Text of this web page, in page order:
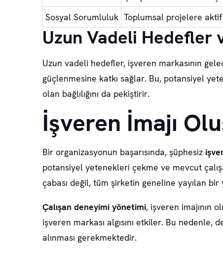
Sosyal Sorumluluk Toplumsal projelere aktif
Uzun Vadeli Hedefler
Uzun vadeli hedefler, işveren markasının
güçlenmesine katkı sağlar. Bu, potansiyel
olan bağlılığını da pekiştirir.
İşveren İmajı
Bir organizasyonun başarısında, şüphesiz
potansiyel yetenekleri çekme ve mevcut
çabası değil, tüm şirketin geneline yayılan bir
Çalışan deneyimi yönetimi, işveren imajının
işveren markası algısını etkiler. Bu
alınması gerekmektedir.